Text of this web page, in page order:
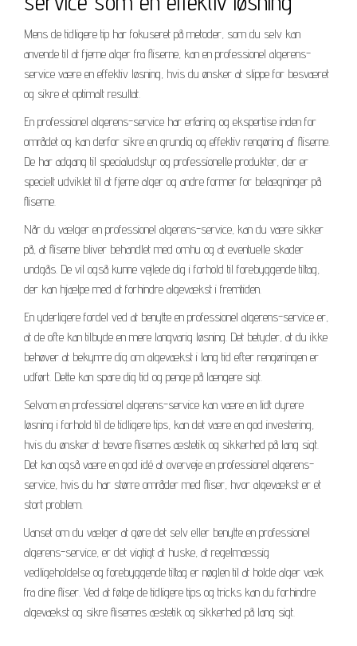
Mens de tidligere tip har fokuseret på metoder, som du selv kan
anvende til at fjerne alger fra fliserne, kan en professionel algerens-
service være en effektiv løsning, hvis du ønsker at slippe for besværet
og sikre et optimalt resultat.
En professionel algerens-service har erfaring og ekspertise inden for
området og kan derfor sikre en grundig og effektiv rengøring af fliserne.
De har adgang til specialudstyr og professionelle produkter, der er
specielt udviklet til at fjerne alger og andre former for belægninger på
fliserne.
Når du vælger en professionel algerens-service, kan du være sikker
på, at fliserne bliver behandlet med omhu og at eventuelle skader
undgås. De vil også kunne vejlede dig i forhold til forebyggende tiltag,
der kan hjælpe med at forhindre algevækst i fremtiden.
En yderligere fordel ved at benytte en professionel algerens-service er,
at de ofte kan tilbyde en mere langvarig løsning. Det betyder, at du ikke
behøver at bekymre dig om algevækst i lang tid efter rengøringen er
udført. Dette kan spare dig tid og penge på længere sigt.
Selvom en professionel algerens-service kan være en lidt dyrere
løsning i forhold til de tidligere tips, kan det være en god investering,
hvis du ønsker at bevare flisernes æstetik og sikkerhed på lang sigt.
Det kan også være en god idé at overveje en professionel algerens-
service, hvis du har større områder med fliser, hvor algevækst er et
stort problem.
Uanset om du vælger at gøre det selv eller benytte en professionel
algerens-service, er det vigtigt at huske, at regelmæssig
vedligeholdelse og forebyggende tiltag er nøglen til at holde alger væk
fra dine fliser. Ved at følge de tidligere tips og tricks kan du forhindre
algevækst og sikre flisernes æstetik og sikkerhed på lang sigt.